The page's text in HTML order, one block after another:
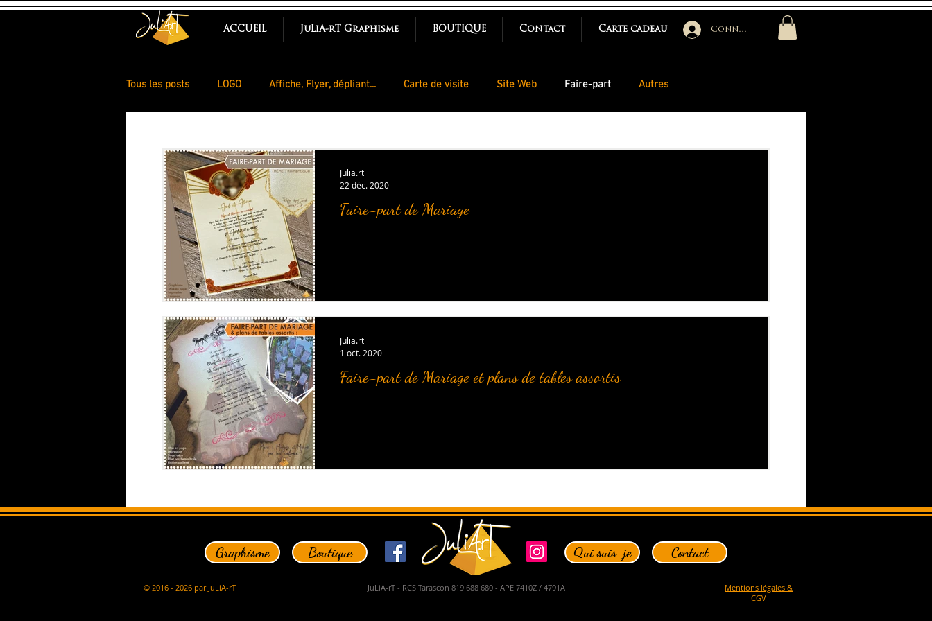
ACCUEIL JuLiA-rT Graphisme BOUTIQUE Contact Carte cadeau Connexion
Tous les posts LOGO Affiche, Flyer, dépliant... Carte de visite Site Web Faire-part Autres
Faire-part de Mariage
Julia.rt
22 déc. 2020
Faire-part de Mariage et plans de tables assortis
Julia.rt
1 oct. 2020
Graphisme
© 2016 - 2026 par JuLiA-rT
Boutique Qui suis-je
JuLiA-rT - RCS Tarascon 819 688 680 - APE 7410Z / 4791A
Contact
Mentions légales &
CGV